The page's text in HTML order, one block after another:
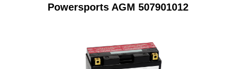
Powersports AGM 507901012